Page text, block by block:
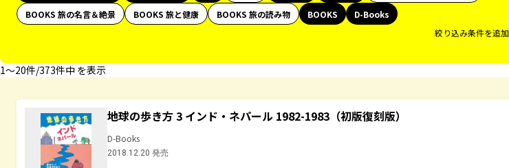
BOOKS 旅の名言＆絶景
BOOKS 旅と健康 BOOKS 旅の読み物 BOOKS
D-Books
絞り込み条件を追加
1〜20件/373件中 を表示
地球の歩き方 3 インド・ネパール 1982-1983（初版復刻版）
D-Books
2018.12.20 発売